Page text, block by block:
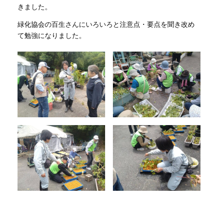
きました。
緑化協会の百生さんにいろいろと注意点・要点を聞き改め
て勉強になりました。